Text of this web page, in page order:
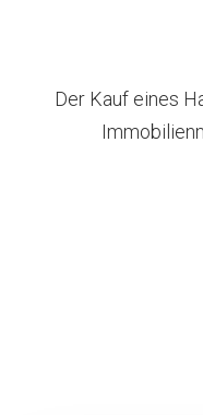
Der Kauf eines